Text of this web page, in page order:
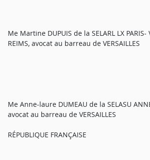
Me Martine DUPUIS de la SELARL LX PARIS-
REIMS, avocat au barreau de VERSAILLES
Me Anne-laure DUMEAU de la SELASU
avocat au barreau de VERSAILLES
RÉPUBLIQUE FRANÇAISE